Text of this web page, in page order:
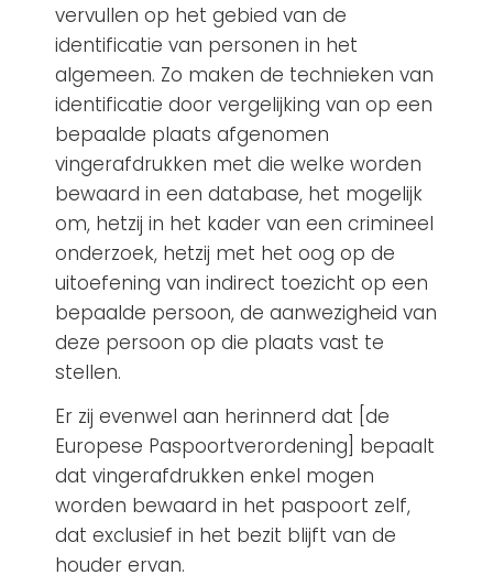
vervullen op het gebied van de
identificatie van personen in het
algemeen. Zo maken de technieken van
identificatie door vergelijking van op een
bepaalde plaats afgenomen
vingerafdrukken met die welke worden
bewaard in een database, het mogelijk
om, hetzij in het kader van een crimineel
onderzoek, hetzij met het oog op de
uitoefening van indirect toezicht op een
bepaalde persoon, de aanwezigheid van
deze persoon op die plaats vast te
stellen.
Er zij evenwel aan herinnerd dat [de
Europese Paspoortverordening] bepaalt
dat vingerafdrukken enkel mogen
worden bewaard in het paspoort zelf,
dat exclusief in het bezit blijft van de
houder ervan.